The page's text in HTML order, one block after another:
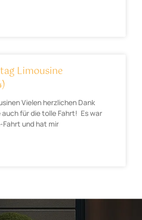
Limousine
Vielen herzlichen Dank
für die tolle Fahrt! Es war
Fahrt und hat mir